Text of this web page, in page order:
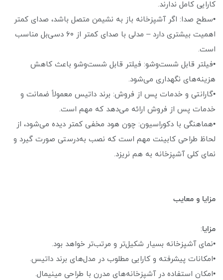
کارایی کامل ندارند.
•سطح صدا: اگر آشپزخانه باز به نشیمن متصل باشد، صدای کمتر
اهمیت بیشتری دارد – مدلی با صدای کمتر از ۶۰ دسی‌بل مناسب
است.
•فیلتر قابل شست‌وشو: فیلتر قابل شست‌وشو باعث کاهش
هزینه‌های نگهداری می‌شود.
•گارانتی و خدمات پس از فروش: برند داتیس معمولاً ضمانت و
خدمات پس از فروش ارائه می‌دهد که مهم است.
•هماهنگی با دکوراسیون: چون هود مخفی کمتر دیده می‌شود، از
لحاظ طراحی کابینت مهم است که نصب به‌درستی صورت گیرد و
نمای کلی آشپزخانه به هم نریزد.
مزایا و معایب
مزایا:
•نمای آشپزخانه بسیار شکیل‌تر و مرتب‌تر خواهد بود.
•امکانات پیشرفته و کارایی مطلوب در مدل‌های برند داتیس.
•امکان استفاده در آشپزخانه‌های مدرن با طراحی مینیمال.